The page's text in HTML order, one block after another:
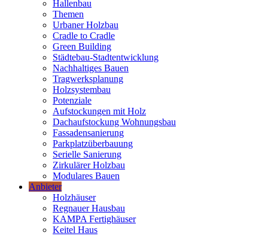
Hallenbau
Themen
Urbaner Holzbau
Cradle to Cradle
Green Building
Städtebau-Stadtentwicklung
Nachhaltiges Bauen
Tragwerksplanung
Holzsystembau
Potenziale
Aufstockungen mit Holz
Dachaufstockung Wohnungsbau
Fassadensanierung
Parkplatzüberbauung
Serielle Sanierung
Zirkulärer Holzbau
Modulares Bauen
Anbieter
Holzhäuser
Regnauer Hausbau
KAMPA Fertighäuser
Keitel Haus